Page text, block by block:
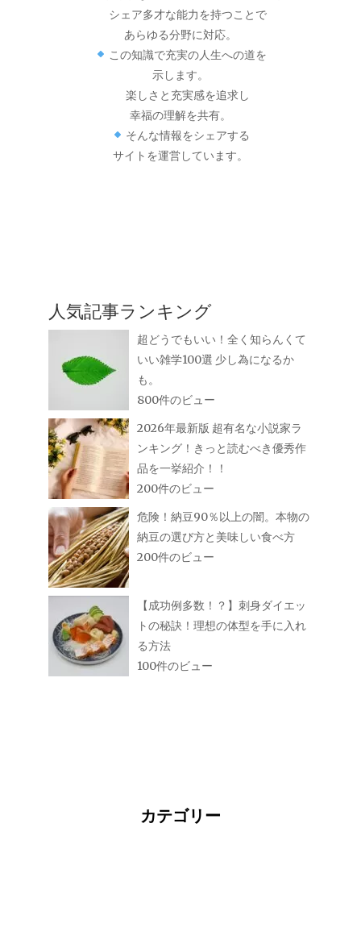
シェア多才な能力を持つことで
あらゆる分野に対応。
この知識で充実の人生への道を
示します。
楽しさと充実感を追求し
幸福の理解を共有。
そんな情報をシェアする
サイトを運営しています。
人気記事ランキング
超どうでもいい！全く知らんくて
いい雑学100選 少し為になるか
も。
800件のビュー
2026年最新版 超有名な小説家ラ
ンキング！きっと読むべき優秀作
品を一挙紹介！！
200件のビュー
危険！納豆90％以上の闇。本物の
納豆の選び方と美味しい食べ方
200件のビュー
【成功例多数！？】刺身ダイエッ
トの秘訣！理想の体型を手に入れ
る方法
100件のビュー
カテゴリー